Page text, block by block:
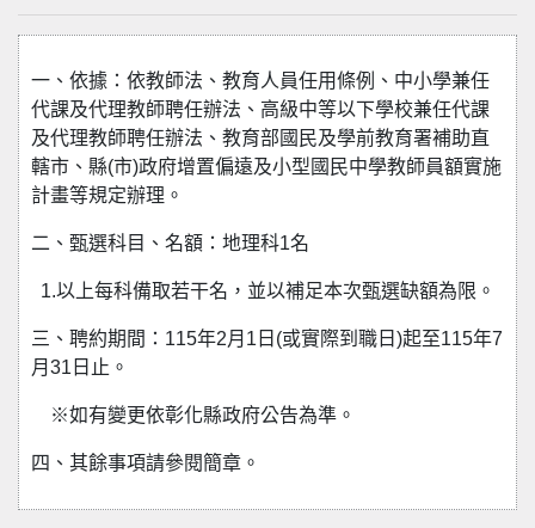
一、依據：依教師法、教育人員任用條例、中小學兼任
代課及代理教師聘任辦法、高級中等以下學校兼任代課
及代理教師聘任辦法、教育部國民及學前教育署補助直
轄市、縣(市)政府增置偏遠及小型國民中學教師員額實施
計畫等規定辦理。
二、甄選科目、名額：地理科1名
1.以上每科備取若干名，並以補足本次甄選缺額為限。
三、聘約期間：115年2月1日(或實際到職日)起至115年7
月31日止。
※如有變更依彰化縣政府公告為準。
四、其餘事項請參閱簡章。